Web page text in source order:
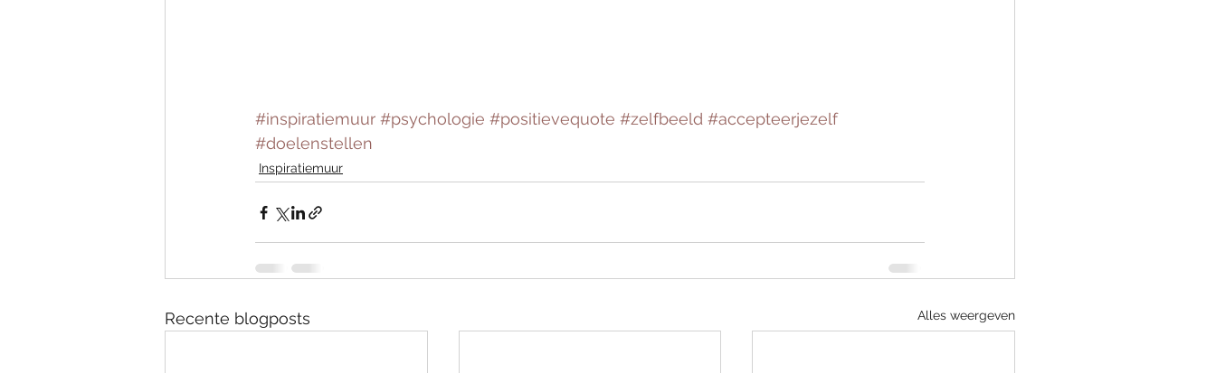
#inspiratiemuur #psychologie #positievequote #zelfbeeld #accepteerjezelf
#doelenstellen
Inspiratiemuur
Recente blogposts Alles weergeven